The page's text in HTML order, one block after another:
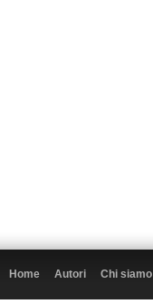
Home Autori Chi siamo